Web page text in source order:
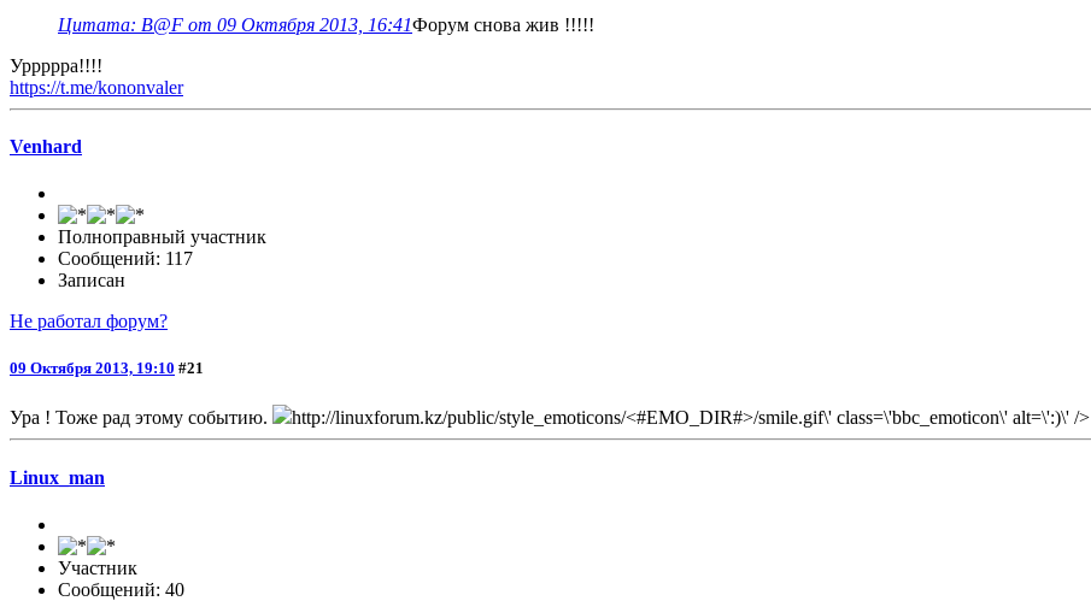
Цитата: B@F от 09 Октября 2013, 16:41Форум снова жив !!!!!
Уррррра!!!!
https://t.me/kononvaler
Venhard
Полноправный участник
Сообщений: 117
Записан
Не работал форум?
09 Октября 2013, 19:10 #21
Ура ! Тоже рад этому событию. http://linuxforum.kz/public/style_emoticons/<#EMO_DIR#>/smile.gif\' class=\'bbc_emoticon\' alt=\':)\' />
Linux_man
Участник
Сообщений: 40